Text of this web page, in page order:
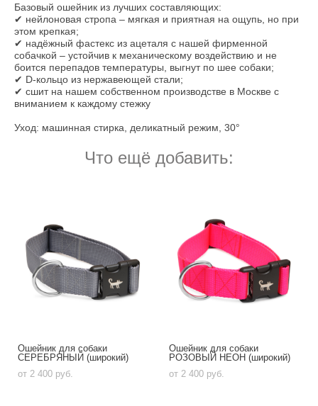
Базовый ошейник из лучших составляющих:
✔ нейлоновая стропа – мягкая и приятная на ощупь, но при
этом крепкая;
✔ надёжный фастекс из ацеталя с нашей фирменной
собачкой – устойчив к механическому воздействию и не
боится перепадов температуры, выгнут по шее собаки;
✔ D-кольцо из нержавеющей стали;
✔ сшит на нашем собственном производстве в Москве с
вниманием к каждому стежку
Уход: машинная стирка, деликатный режим, 30°
Что ещё добавить:
Ошейник для собаки
СЕРЕБРЯНЫЙ (широкий)
от 2 400 pуб.
Ошейник для собаки
РОЗОВЫЙ НЕОН (широкий)
от 2 400 pуб.